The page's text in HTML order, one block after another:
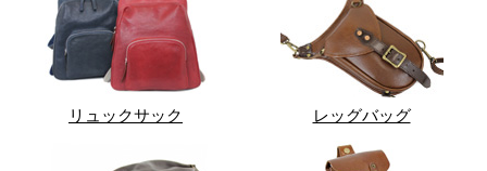
リュックサック レッグバッグ